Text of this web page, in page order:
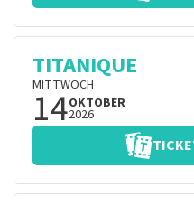
TITANIQUE
MITTWOCH
14OKTOBER
2026